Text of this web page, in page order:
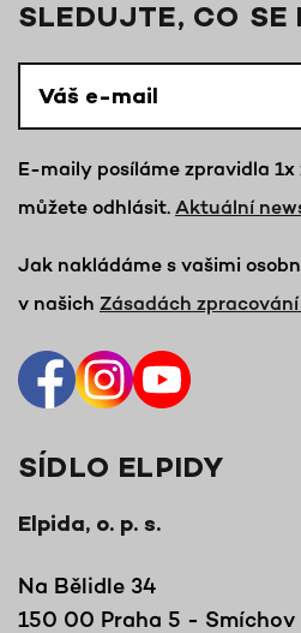
SLEDUJTE, CO SE
E-maily posíláme zpravidla
můžete odhlásit. Aktuální
Jak nakládáme s vašimi
v našich Zásadách
SÍDLO ELPIDY
Elpida, o. p. s.
Na Bělidle 34
150 00 Praha 5 - Smíchov